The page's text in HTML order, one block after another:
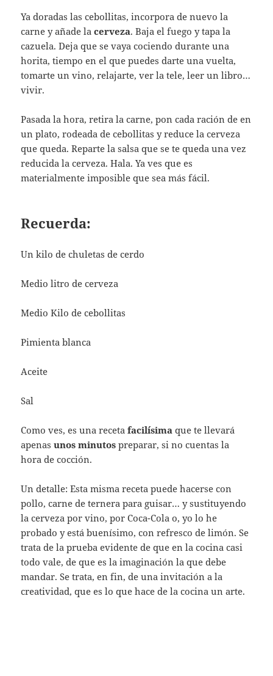
Ya doradas las cebollitas, incorpora de nuevo la
carne y añade lacerveza. Baja el fuego y tapa la
cazuela. Deja que se vaya cociendo durante una
horita, tiempo en el que puedes darte una vuelta,
tomarte un vino, relajarte, ver la tele, leer un libro…
vivir.
Pasada la hora, retira la carne, pon cada ración de en
un plato, rodeada de cebollitas y reduce la cerveza
que queda. Reparte la salsa que se te queda una vez
reducida la cerveza. Hala. Ya ves que es
materialmente imposible que sea más fácil.
Recuerda:
Un kilo de chuletas de cerdo
Medio litro de cerveza
Medio Kilo de cebollitas
Pimienta blanca
Aceite
Sal
Como ves, es una recetafacilísima que te llevará
apenasunos minutos preparar, si no cuentas la
hora de cocción.
Un detalle: Esta misma receta puede hacerse con
pollo, carne de ternera para guisar… y sustituyendo
la cerveza por vino, por Coca-Cola o, yo lo he
probado y está buenísimo, con refresco de limón. Se
trata de la prueba evidente de que en la cocina casi
todo vale, de que es la imaginación la que debe
mandar. Se trata, en fin, de una invitación a la
creatividad, que es lo que hace de la cocina un arte.